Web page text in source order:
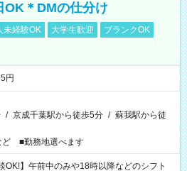
OK＊DMの仕分け
未経験OK 大学生歓迎
ブランクOK
円
/ 京成千葉駅から徒歩5分 / 蘇我駅から徒
ど ■勤務地選べます
OK!】午前中のみや18時以降などのシフト